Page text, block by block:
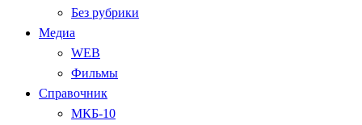
Без рубрики
Медиа
WEB
Фильмы
Справочник
МКБ-10